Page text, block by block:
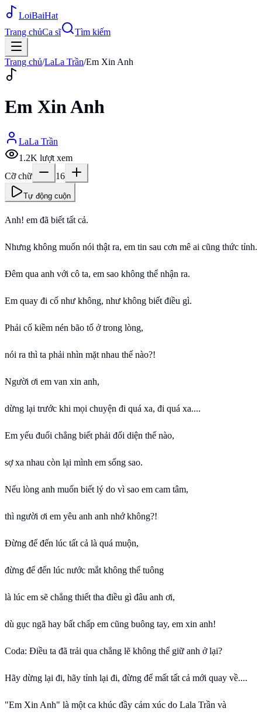
LoiBaiHat
Trang chủCa sĩ Tìm kiếm
Trang chủ/LaLa Trần/Em Xin Anh
Em Xin Anh
LaLa Trần
1.2K lượt xem
Cỡ chữ
16
Tự động cuộn
Anh! em đã biết tất cả.
Nhưng không muốn nói thật ra, em tin sau cơn mê ai cũng thức tỉnh.
Đêm qua anh với cô ta, em sao không thể nhận ra.
Em quay đi cố như không, như không biết điều gì.
Phải cố kiềm nén bão tố ở trong lòng,
nói ra thì ta phải nhìn mặt nhau thế nào?!
Người ơi em van xin anh,
dừng lại trước khi mọi chuyện đi quá xa, đi quá xa....
Em yếu đuối chẳng biết phải đối diện thế nào,
sợ xa nhau còn lại mình em sống sao.
Nếu lòng anh muốn biết lý do vì sao em cam tâm,
thì người ơi em yêu anh anh nhớ không?!
Đừng để đến lúc tất cả là quá muộn,
đừng để đến lúc nước mắt không thể tuông
là lúc em sẽ chẳng thiết tha điều gì đâu anh ơi,
dù gục ngã hay bất chấp em cũng buông tay, em xin anh!
Coda: Điều ta đã trải qua chẳng lẽ không thể giữ anh ở lại?
Hãy dừng lại đi, hãy tỉnh lại đi, đừng để mất tất cả mới quay về....
"Em Xin Anh" là một ca khúc đầy cảm xúc do Lala Trần và